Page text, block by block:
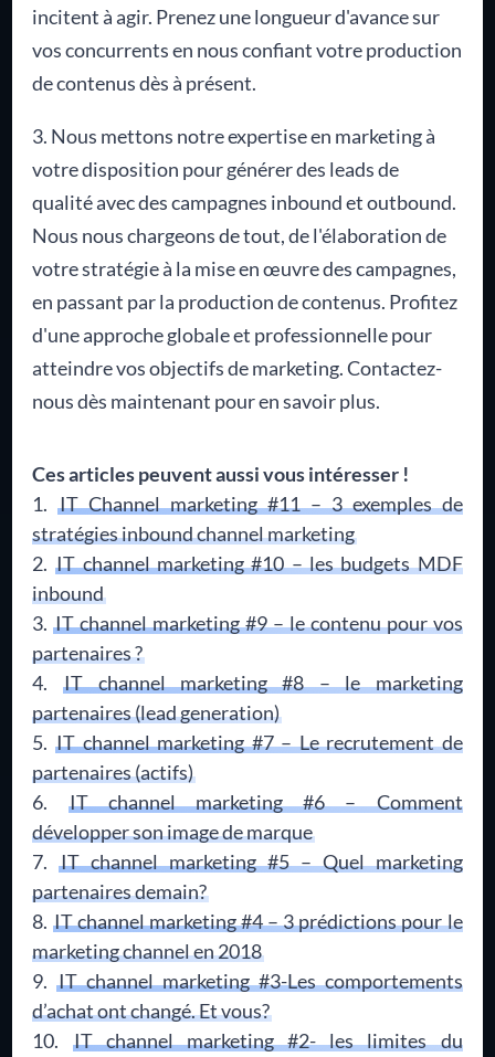
incitent à agir. Prenez une longueur d'avance sur
vos concurrents en nous confiant votre production
de contenus dès à présent.
3. Nous mettons notre expertise en marketing à
votre disposition pour générer des leads de
qualité avec des campagnes inbound et outbound.
Nous nous chargeons de tout, de l'élaboration de
votre stratégie à la mise en œuvre des campagnes,
en passant par la production de contenus. Profitez
d'une approche globale et professionnelle pour
atteindre vos objectifs de marketing. Contactez-
nous dès maintenant pour en savoir plus.
Ces articles peuvent aussi vous intéresser !
IT Channel marketing #11 – 3 exemples de
stratégies inbound channel marketing
IT channel marketing #10 – les budgets MDF
inbound
IT channel marketing #9 – le contenu pour vos
partenaires ?
IT channel marketing #8 – le marketing
partenaires (lead generation)
IT channel marketing #7 – Le recrutement de
partenaires (actifs)
IT channel marketing #6 – Comment
développer son image de marque
IT channel marketing #5 – Quel marketing
partenaires demain?
IT channel marketing #4 – 3 prédictions pour le
marketing channel en 2018
IT channel marketing #3-Les comportements
d’achat ont changé. Et vous?
IT channel marketing #2- les limites du